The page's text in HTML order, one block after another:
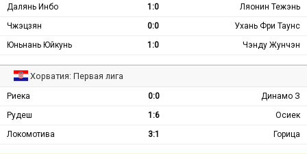
Далянь Инбо
1:0
Ляонин Тежэнь
Чжэцзян
0:0
Ухань Фри Таунс
Юньнань Юйкунь
1:0 Чэнду Жунчэн
Хорватия: Первая лига
Риека 0:0
Динамо З
Рудеш
1:6
Осиек
Локомотива
3:1 Горица